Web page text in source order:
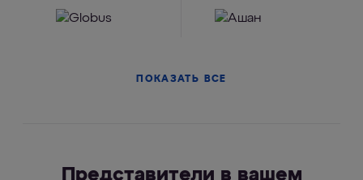
ПОКАЗАТЬ ВСЕ
Представители в вашем